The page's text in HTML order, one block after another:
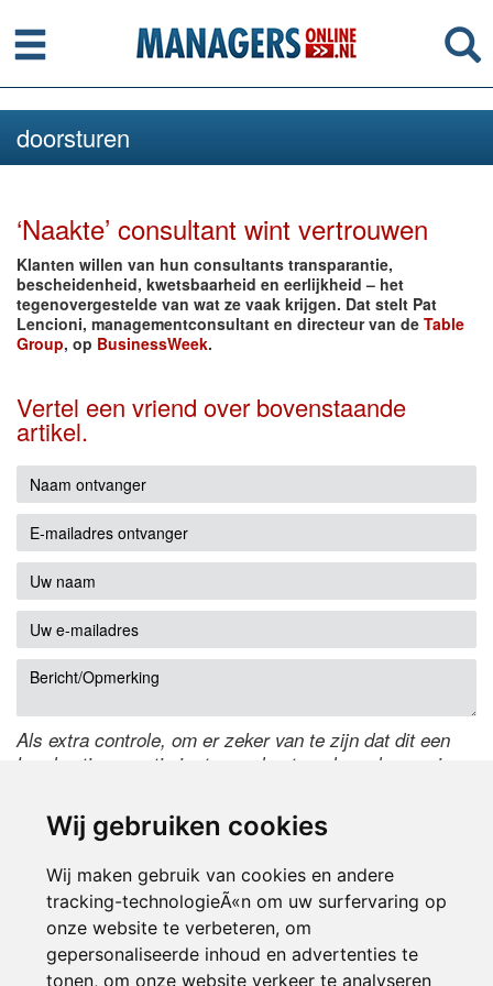
Wij gebruiken cookies
Wij maken gebruik van cookies en andere
tracking-technologieÃ«n om uw surfervaring op
onze website te verbeteren, om
gepersonaliseerde inhoud en advertenties te
tonen, om onze website verkeer te analyseren
Menu
doorsturen
‘Naakte’ consultant wint vertrouwen
Klanten willen van hun consultants transparantie,
bescheidenheid, kwetsbaarheid en eerlijkheid – het
tegenovergestelde van wat ze vaak krijgen. Dat stelt Pat
Lencioni, managementconsultant en directeur van de Table
Group, op BusinessWeek.
Vertel een vriend over bovenstaande
artikel.
Als extra controle, om er zeker van te zijn dat dit een
handmatige reactie is, typ onderstaande code over in
de code te wijzigen.